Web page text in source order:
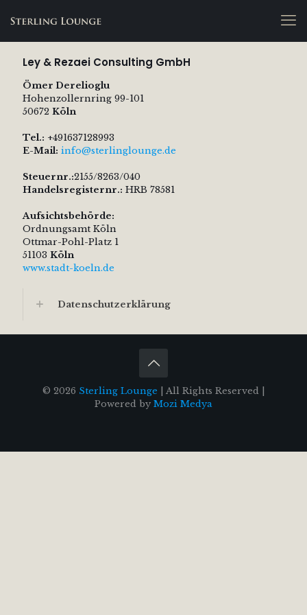
Ley & Rezaei Consulting GmbH
Ömer Derelioglu
Hohenzollernring 99-101
50672 Köln
Tel.: +491637128993
E-Mail: info@sterlinglounge.de
Steuernr.:2155/8263/040
Handelsregisternr.: HRB 78581
Aufsichtsbehörde:
Ordnungsamt Köln
Ottmar-Pohl-Platz 1
51103 Köln
www.stadt-koeln.de
Datenschutzerklärung
© 2026 Sterling Lounge | All Rights Reserved |
Powered by Mozi Medya